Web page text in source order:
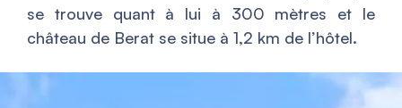
se trouve quant à lui à 300 mètres et le
château de Berat se situe à 1,2 km de l’hôtel.